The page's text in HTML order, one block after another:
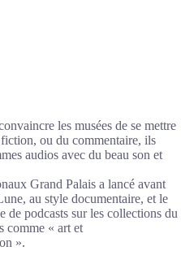
les musées de se mettre
ou du commentaire, ils
audios avec du beau son et
Grand Palais a lancé avant
au style documentaire, et le
de podcasts sur les collections du
comme « art et
».